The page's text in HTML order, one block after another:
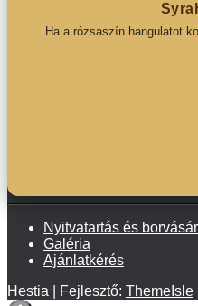
Ha a rózsaszín hangulatot
Nyitvatartás és
Galéria
Ajánlatkérés
Hestia | Fejlesztő: ThemeIsle